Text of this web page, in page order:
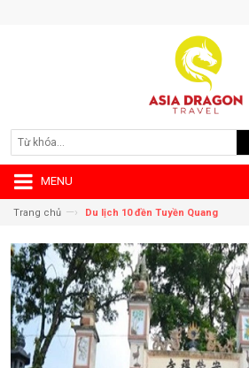
MENU
Trang chủ —› Du lịch 10 đền Tuyền Quang